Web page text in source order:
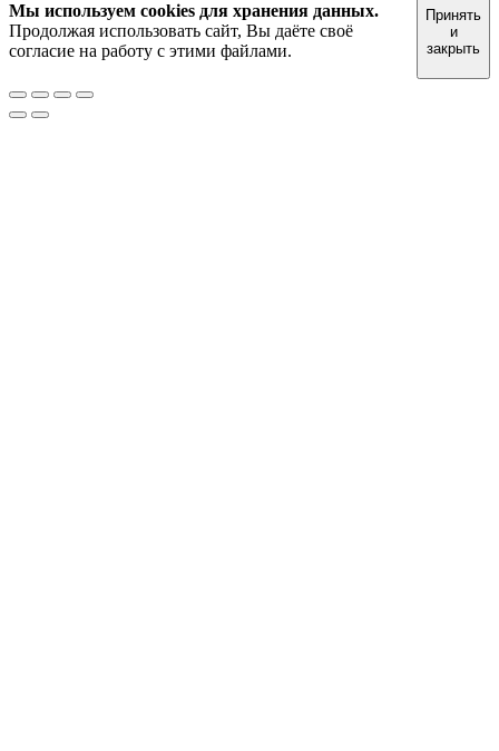
Мы используем cookies для хранения данных.
Продолжая использовать сайт, Вы даёте своё
согласие на работу с этими файлами.
Принять
и
закрыть